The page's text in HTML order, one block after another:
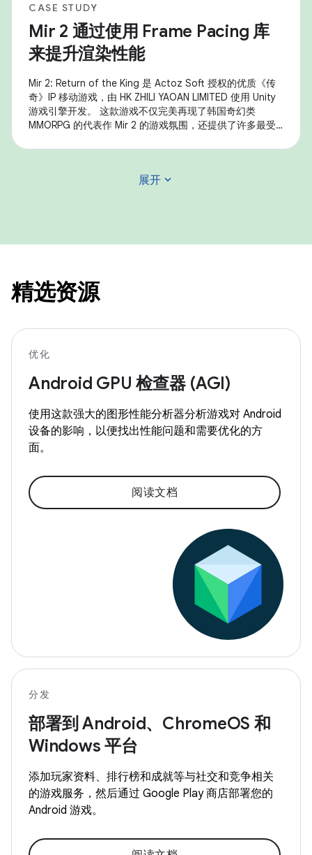
CASE STUDY
Mir 2 通过使用 Frame Pacing 库
来提升渲染性能
Mir 2: Return of the King 是 Actoz Soft 授权的优质《传
奇》IP 移动游戏，由 HK ZHILI YAOAN LIMITED 使用 Unity
游戏引擎开发。 这款游戏不仅完美再现了韩国奇幻类
MMORPG 的代表作 Mir 2 的游戏氛围，还提供了许多最受
心玩法。 该游戏使用了 Android Frame Pacing 库
展开 expand_more
精选资源
优化
Android GPU 检查器 (AGI)
使用这款强大的图形性能分析器分析游戏对 Android
设备的影响，以便找出性能问题和需要优化的方
面。
阅读文档
分发
部署到 Android、ChromeOS 和
Windows 平台
添加玩家资料、排行榜和成就等与社交和竞争相关
的游戏服务，然后通过 Google Play 商店部署您的
Android 游戏。